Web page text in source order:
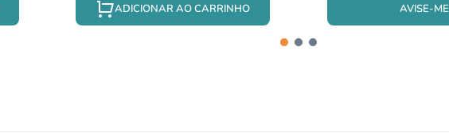
ADICIONAR AO CARRINHO AVISE-ME